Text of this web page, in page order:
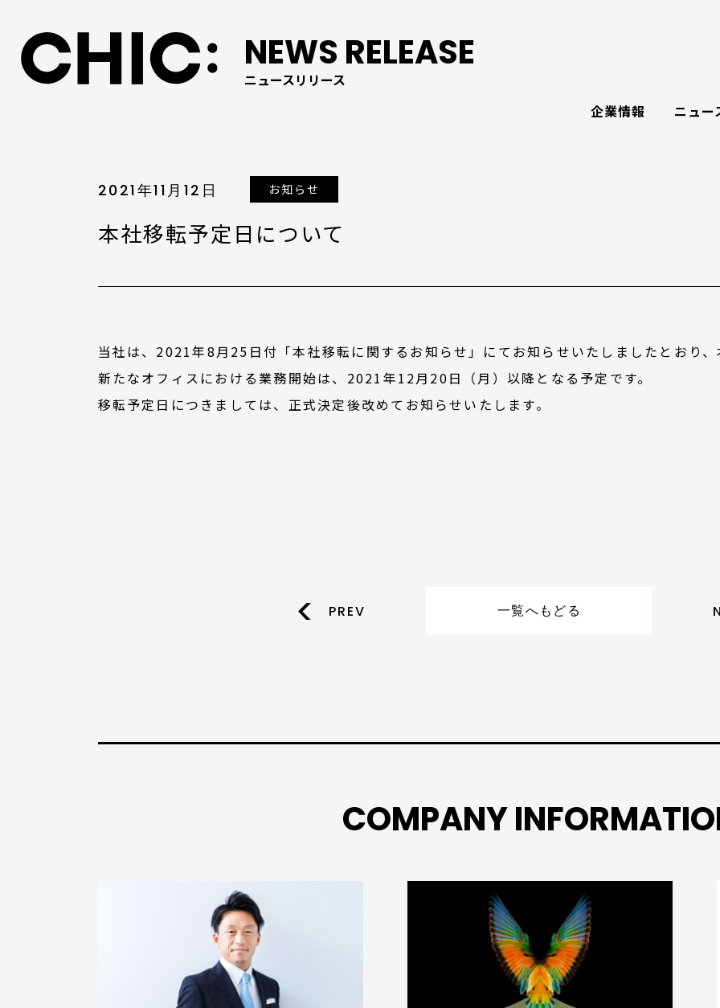
NEWS RELEASE
ニュースリリース
企業情報
ニュー
2021年11月12日 お知らせ
本社移転予定日について
当社は、2021年8月25日付 「本社移転に関するお知らせ」 にてお知らせいたしましたとおり
新たなオフィスにおける業務開始は、2021年12月20日（月）以降となる予定です。
移転予定日につきましては、正式決定後改めてお知らせいたします。
PREV 一覧へもどる
COMPANY